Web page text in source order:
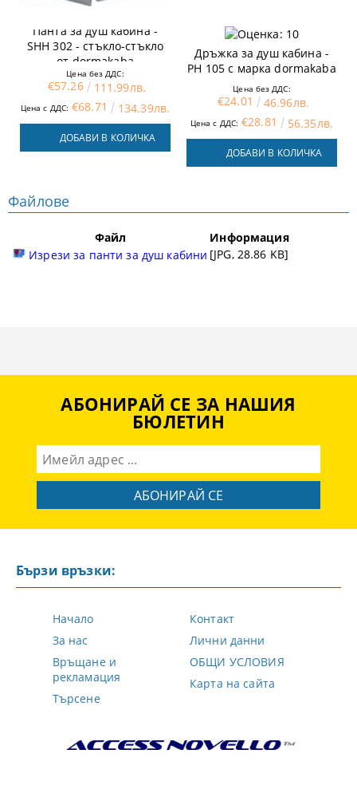
Панта за душ кабина -
SHH 302 - стъкло-стъкло
от dormakaba
Цена без ДДС:
€57.26 111.99лв.
Цена с ДДС: €68.71 134.39лв.
ДОБАВИ В КОЛИЧКА
Дръжка за душ кабина -
PH 105 с марка dormakaba
Цена без ДДС:
€24.01 46.96лв.
Цена с ДДС: €28.81 56.35лв.
ДОБАВИ В КОЛИЧКА
Файлове
Файл
Информация
Изрези за панти за душ кабини [JPG, 28.86 KB]
АБОНИРАЙ СЕ ЗА НАШИЯ
БЮЛЕТИН
Бързи връзки:
Начало
За нас
Връщане и
рекламация
Търсене
Контакт
Лични данни
ОБЩИ УСЛОВИЯ
Карта на сайта